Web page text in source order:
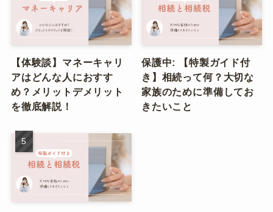
【体験談】マネーキャリ
アはどんな人におすす
め？メリットデメリット
を徹底解説！
保護中: 【特製ガイド付
き】相続って何？大切な
家族のために準備してお
きたいこと